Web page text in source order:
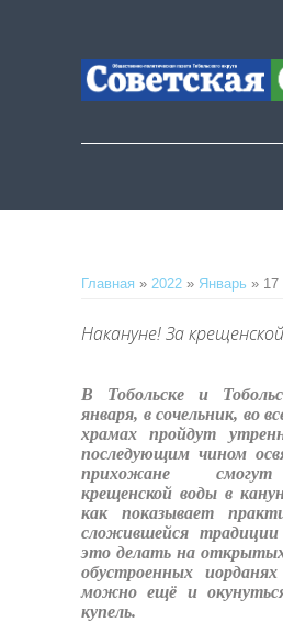
Главная » 2022 » Январь » 17
Накануне! За
В Тобольске и
января, в сочельник, во
храмах пройдут
последующим чином
прихожане
крещенской воды в
как показывает
сложившейся
это делать на
обустроенных
можно ещё и
купель.